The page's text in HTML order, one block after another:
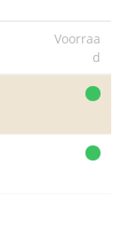
Voorraa
d